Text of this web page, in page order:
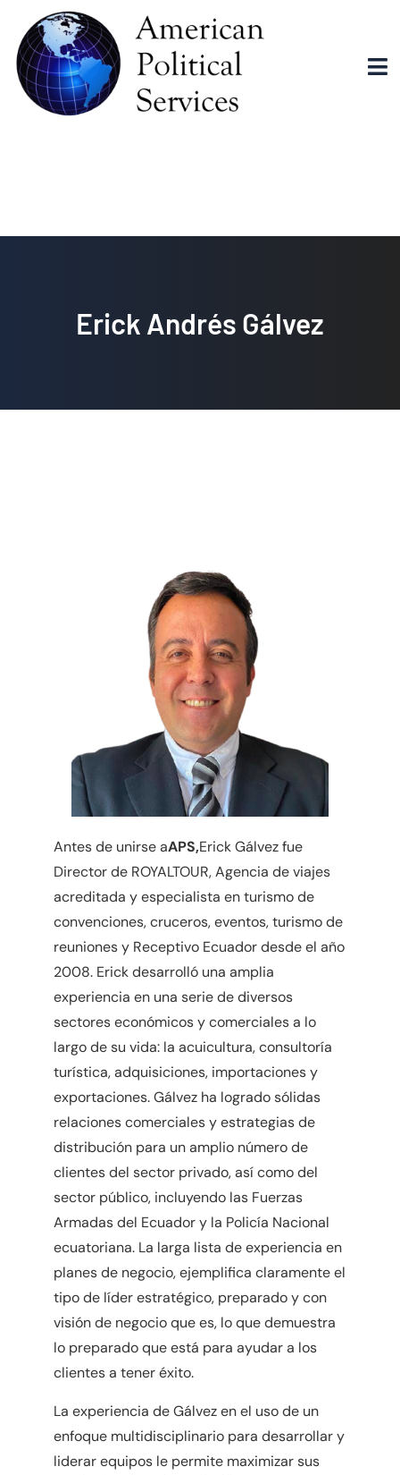
Erick Andrés Gálvez
Antes de unirse aAPS,Erick Gálvez fue
Director de ROYALTOUR, Agencia de viajes
acreditada y especialista en turismo de
convenciones, cruceros, eventos, turismo de
reuniones y Receptivo Ecuador desde el año
2008. Erick desarrolló una amplia
experiencia en una serie de diversos
sectores económicos y comerciales a lo
largo de su vida: la acuicultura, consultoría
turística, adquisiciones, importaciones y
exportaciones. Gálvez ha logrado sólidas
relaciones comerciales y estrategias de
distribución para un amplio número de
clientes del sector privado, así como del
sector público, incluyendo las Fuerzas
Armadas del Ecuador y la Policía Nacional
ecuatoriana. La larga lista de experiencia en
planes de negocio, ejemplifica claramente el
tipo de líder estratégico, preparado y con
visión de negocio que es, lo que demuestra
lo preparado que está para ayudar a los
clientes a tener éxito.
La experiencia de Gálvez en el uso de un
enfoque multidisciplinario para desarrollar y
liderar equipos le permite maximizar sus